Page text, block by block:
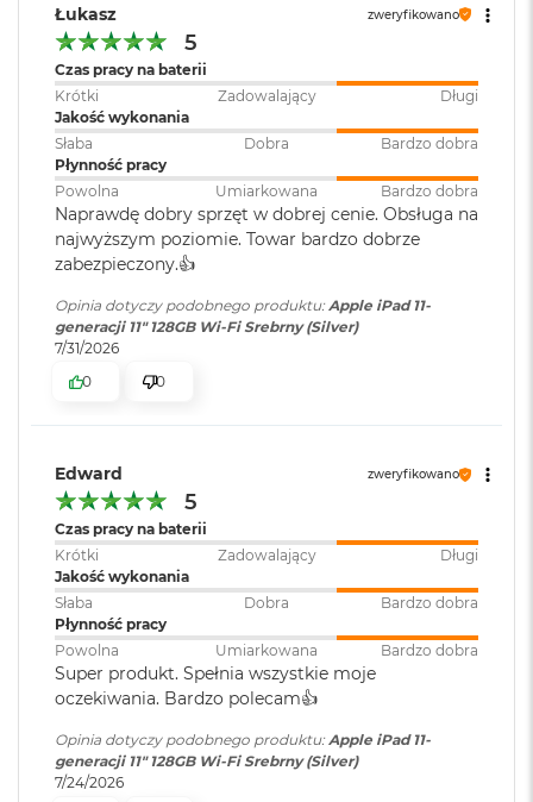
ś
d
y
s
k
u
a
c
B
o
k
A
G
B
M
a
c
o
o
k
A
r
5
1
Aparat
Aparat główny
Aparat szerokokątny 12 MP, przysłona ƒ/1,8
Maks. 5-krotny zoom cyfrowy
Pięcioelementowy obiektyw
Autofokus z funkcją Focus Pixels
Panorama (do 63 MP)
Dodawanie geoznaczników do zdjęć
Automatyczna stabilizacja obrazu
Tryb zdjęć seryjnych
Zapisywane formaty zdjęć: HEIF i JPEG
Aparat przedni
Kamera 12MP Center Stage na dłuższym boku
Przysłona ƒ/2,4
oprogramowanie
Dodatkowe
informacje:
Touch ID, Akcelerometr,
Barometr, Czujnik oświetlenia
zewnętrznego, Żyroskop
trójosiowy
Kolor obudowy: Różowy
Klasa energetyczna: G
Zawartość zestawu
Szerokość
Wysokość : 24.86 cm
Głębokość: 0.7 cm
Łukasz zweryfikowano
5
Czas pracy na baterii
Krótki
Zadowalający
Długi
Jakość wykonania
Słaba
Dobra
Bardzo dobra
Płynność pracy
Powolna
Umiarkowana Bardzo dobra
Naprawdę dobry sprzęt w dobrej cenie. Obsługa na
najwyższym poziomie. Towar bardzo dobrze
zabezpieczony.👍️
Opinia dotyczy podobnego produktu: Apple iPad 11-
generacji 11" 128GB Wi-Fi Srebrny (Silver)
7/31/2026
0
0
Edward zweryfikowano
5
Czas pracy na baterii
Krótki
Zadowalający
Długi
Jakość wykonania
Słaba
Dobra
Bardzo dobra
Płynność pracy
Powolna
Umiarkowana Bardzo dobra
Super produkt. Spełnia wszystkie moje
oczekiwania. Bardzo polecam👍️
Opinia dotyczy podobnego produktu:Apple iPad 11-
generacji 11" 128GB Wi-Fi Srebrny (Silver)
7/24/2026